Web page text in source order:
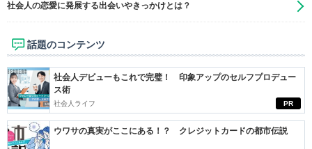
社会人の恋愛に発展する出会いやきっかけとは？
話題のコンテンツ
PR
社会人デビューもこれで完璧！ 印象アップのセルフプロデュー
ス術
社会人ライフ
ウワサの真実がここにある！？ クレジットカードの都市伝説